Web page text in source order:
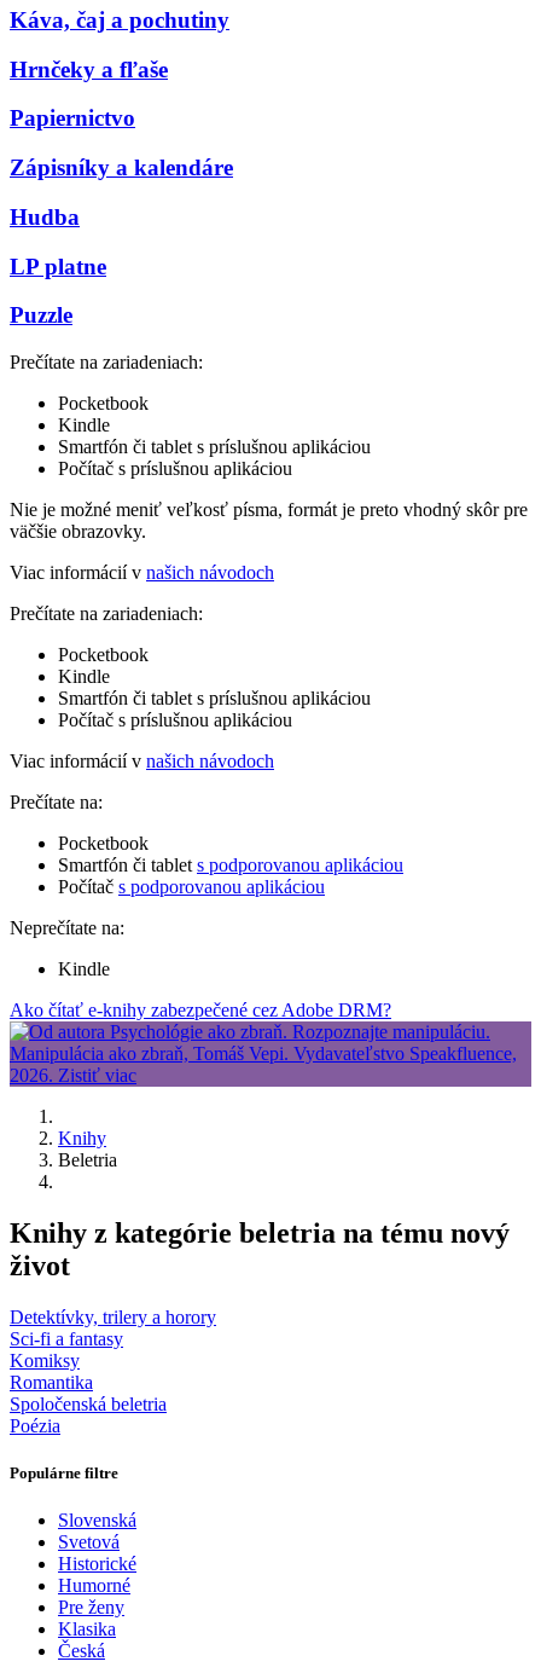
Káva, čaj a pochutiny
Hrnčeky a fľaše
Papiernictvo
Zápisníky a kalendáre
Hudba
LP platne
Puzzle
Prečítate na zariadeniach:
Pocketbook
Kindle
Smartfón či tablet s príslušnou aplikáciou
Počítač s príslušnou aplikáciou
Nie je možné meniť veľkosť písma, formát je preto vhodný skôr pre
väčšie obrazovky.
Viac informácií v našich návodoch
Prečítate na zariadeniach:
Pocketbook
Kindle
Smartfón či tablet s príslušnou aplikáciou
Počítač s príslušnou aplikáciou
Viac informácií v našich návodoch
Prečítate na:
Pocketbook
Smartfón či tablet s podporovanou aplikáciou
Počítač s podporovanou aplikáciou
Neprečítate na:
Kindle
Ako čítať e-knihy zabezpečené cez Adobe DRM?
Knihy
Beletria
Knihy z kategórie beletria na tému nový
život
Detektívky, trilery a horory
Sci-fi a fantasy
Komiksy
Romantika
Spoločenská beletria
Poézia
Populárne filtre
Slovenská
Svetová
Historické
Humorné
Pre ženy
Klasika
Česká